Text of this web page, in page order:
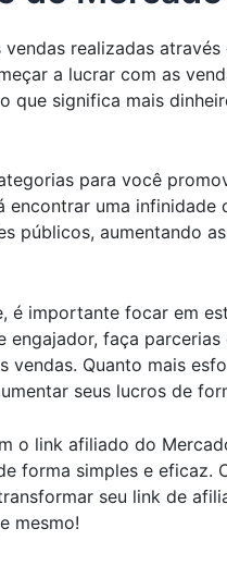
realizadas
a lucrar com as
que significa mais
para você
uma
aumentando
é importante focar em
faça
Quanto mais
seus lucros de
o link afiliado do
forma simples e eficaz.
seu link de
mesmo!